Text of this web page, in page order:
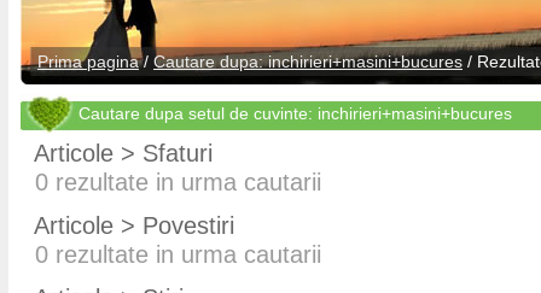
Prima pagina/ Cautare dupa: inchirieri+masini+bucures /
Cautare dupa setul de cuvinte: inchirieri+masini+bucures
Articole > Sfaturi
0 rezultate in urma cautarii
Articole > Povestiri
0 rezultate in urma cautarii